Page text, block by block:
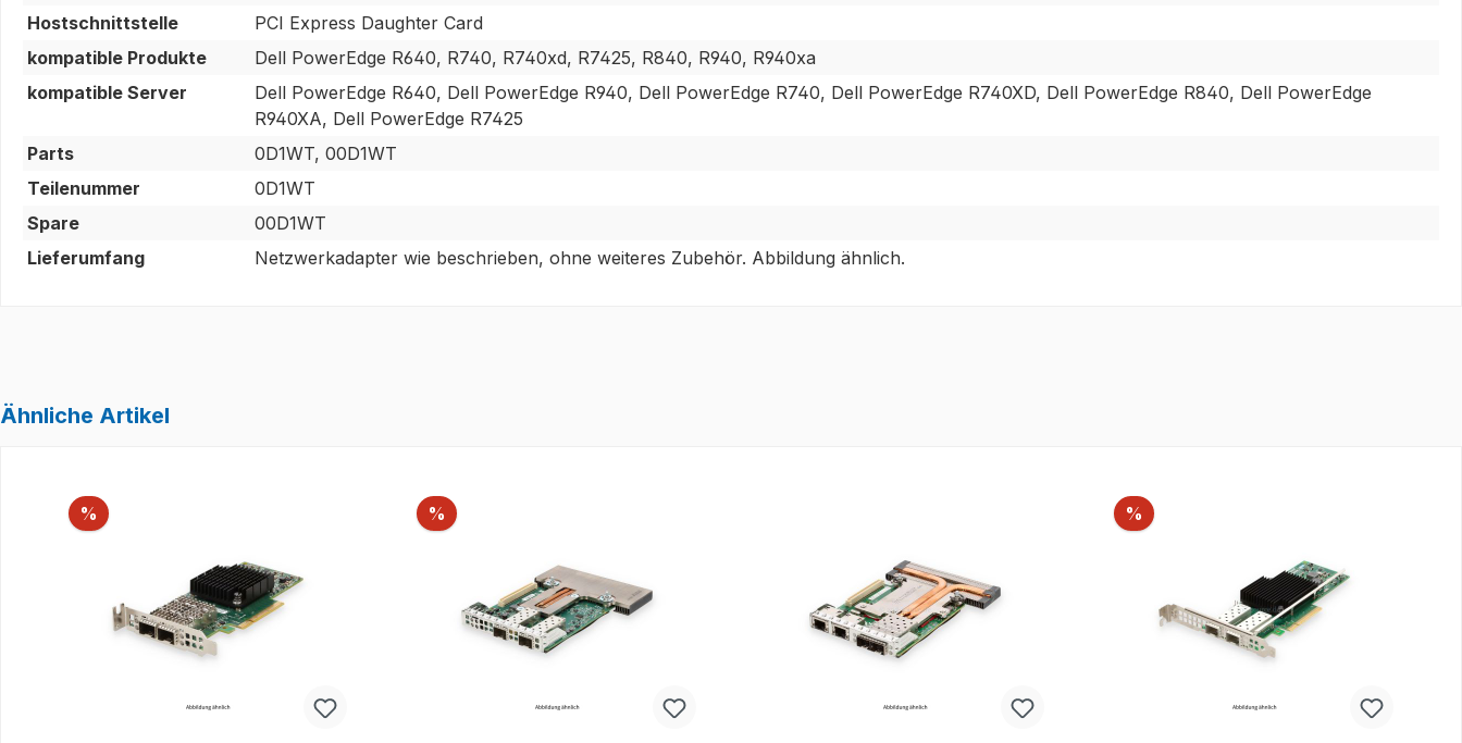
Hostschnittstelle
PCI Express Daughter Card
kompatible Produkte
Dell PowerEdge R640, R740, R740xd, R7425, R840, R940, R940xa
kompatible Server
Dell PowerEdge R640, Dell PowerEdge R940, Dell PowerEdge R740, Dell PowerEdge R740XD, Dell PowerEdge R840, Dell PowerEdge
R940XA, Dell PowerEdge R7425
Parts
0D1WT, 00D1WT
Teilenummer
0D1WT
Spare
00D1WT
Lieferumfang
Netzwerkadapter wie beschrieben, ohne weiteres Zubehör. Abbildung ähnlich.
Ähnliche Artikel
% Rabatt % Rabatt % Rabatt